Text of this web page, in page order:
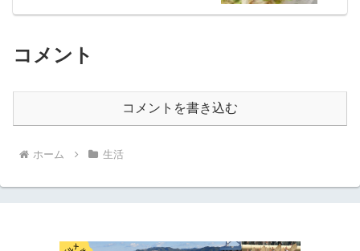
コメント
コメントを書き込む
ホーム 生活